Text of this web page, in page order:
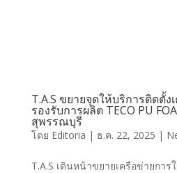
T.A.S ขยายจุดให้บริการติดตั้ง
รองรับการผลิต TECO PU
สุพรรณบุรี
โดย Editoria | ธ.ค. 22, 2025 |
T.A.S เดินหน้าขยายเครือข่ายกา